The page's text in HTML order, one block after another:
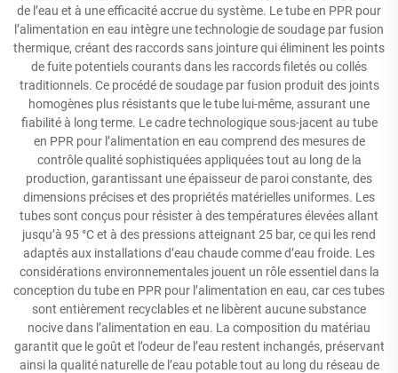
de l’eau et à une efficacité accrue du système. Le tube en PPR pour
l’alimentation en eau intègre une technologie de soudage par fusion
thermique, créant des raccords sans jointure qui éliminent les points
de fuite potentiels courants dans les raccords filetés ou collés
traditionnels. Ce procédé de soudage par fusion produit des joints
homogènes plus résistants que le tube lui-même, assurant une
fiabilité à long terme. Le cadre technologique sous-jacent au tube
en PPR pour l’alimentation en eau comprend des mesures de
contrôle qualité sophistiquées appliquées tout au long de la
production, garantissant une épaisseur de paroi constante, des
dimensions précises et des propriétés matérielles uniformes. Les
tubes sont conçus pour résister à des températures élevées allant
jusqu’à 95 °C et à des pressions atteignant 25 bar, ce qui les rend
adaptés aux installations d’eau chaude comme d’eau froide. Les
considérations environnementales jouent un rôle essentiel dans la
conception du tube en PPR pour l’alimentation en eau, car ces tubes
sont entièrement recyclables et ne libèrent aucune substance
nocive dans l’alimentation en eau. La composition du matériau
garantit que le goût et l’odeur de l’eau restent inchangés, préservant
ainsi la qualité naturelle de l’eau potable tout au long du réseau de